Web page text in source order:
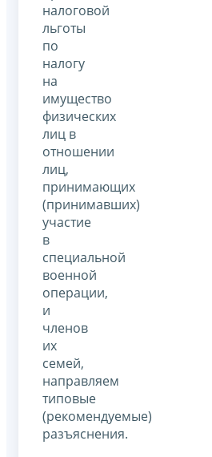
налоговой
льготы
по
налогу
на
имущество
физических
лиц в
отношении
лиц,
принимающих
(принимавших)
участие
в
специальной
военной
операции,
и
членов
их
семей,
направляем
типовые
(рекомендуемые)
разъяснения.